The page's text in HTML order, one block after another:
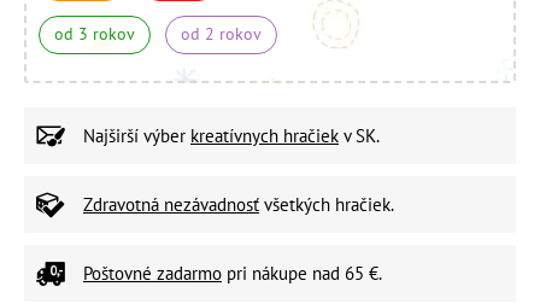
od 3 rokov od 2 rokov
Najširší výber kreatívnych hračiek v SK.
Zdravotná nezávadnosť všetkých hračiek.
Poštovné zadarmo pri nákupe nad 65 €.